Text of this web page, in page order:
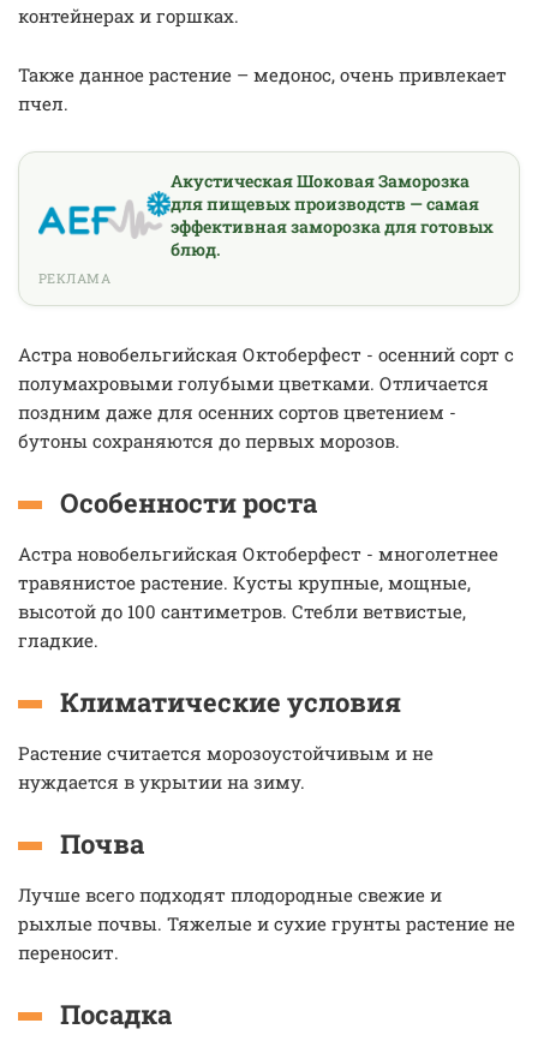
контейнерах и горшках.
Также данное растение – медонос, очень привлекает
пчел.
Акустическая Шоковая Заморозка
для пищевых производств — самая
эффективная заморозка для готовых
блюд.
РЕКЛАМА
Астра новобельгийская Октоберфест - осенний сорт с
полумахровыми голубыми цветками. Отличается
поздним даже для осенних сортов цветением -
бутоны сохраняются до первых морозов.
Особенности роста
Астра новобельгийская Октоберфест - многолетнее
травянистое растение. Кусты крупные, мощные,
высотой до 100 сантиметров. Стебли ветвистые,
гладкие.
Климатические условия
Растение считается морозоустойчивым и не
нуждается в укрытии на зиму.
Почва
Лучше всего подходят плодородные свежие и
рыхлые почвы. Тяжелые и сухие грунты растение не
переносит.
Посадка